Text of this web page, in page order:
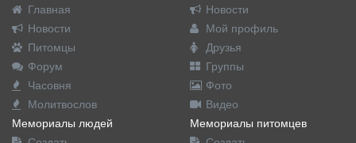
Главная
Новости
Питомцы
Форум
Часовня
Молитвослов
Новости
Мой профиль
Друзья
Группы
Фото
Видео
Мемориалы людей
Мемориалы питомцев